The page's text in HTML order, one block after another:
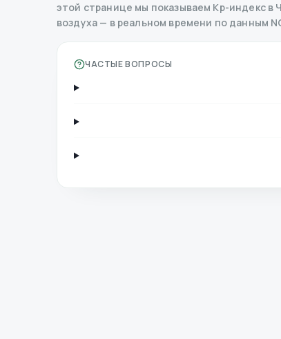
этой странице мы показываем Kp-индекс в
воздуха — в реальном времени по данным
ЧАСТЫЕ ВОПРОСЫ